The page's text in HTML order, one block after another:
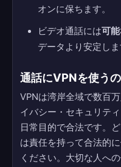
オンに保ちます。
ビデオ通話には可
データより安定しま
通話にVPNを使う
VPNは湾岸全域で数百
イバシー・セキュリテ
日常目的で合法です。
は責任を持って合法的
ください。大切な人へ